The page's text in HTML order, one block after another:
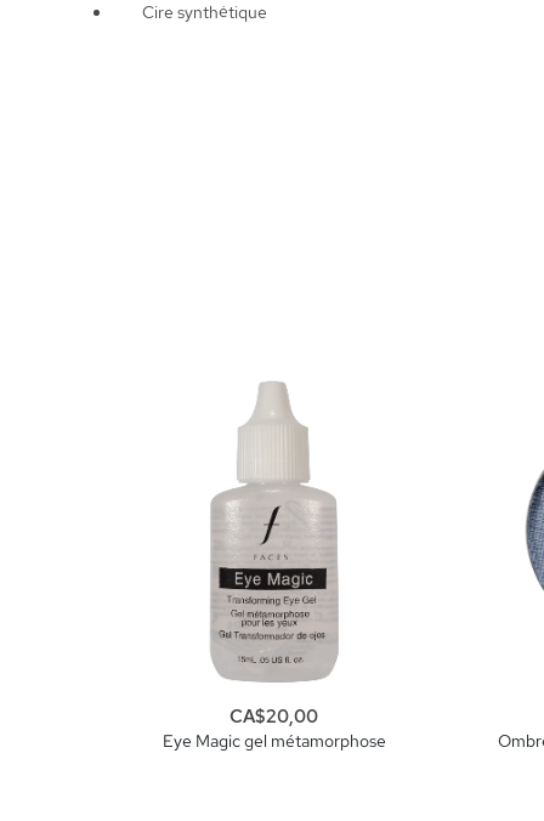
Cire synthétique
Eye Magic gel métamorphose
CA$20,00